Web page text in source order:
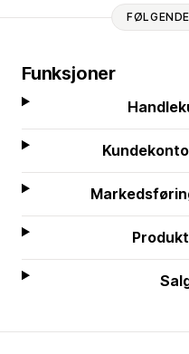
Funksjoner